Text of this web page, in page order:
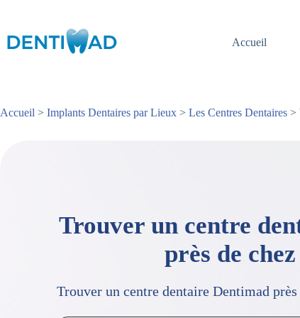
Accueil
Accueil > Implants Dentaires par Lieux > Les Centres Dentaires >
Trouver un centre
près de
Trouver un centre dentaire Dentimad près